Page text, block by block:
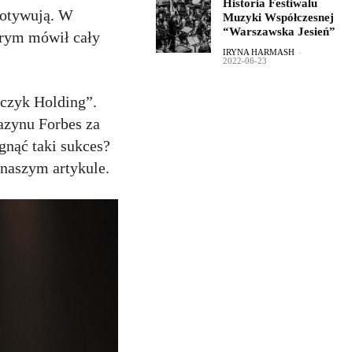
W
mówił cały
Holding”.
Forbes za
taki sukces?
artykule.
Historia Festiwalu
Muzyki Współczesnej
“Warszawska Jesień”
IRYNA HARMASH -
2022-06-23